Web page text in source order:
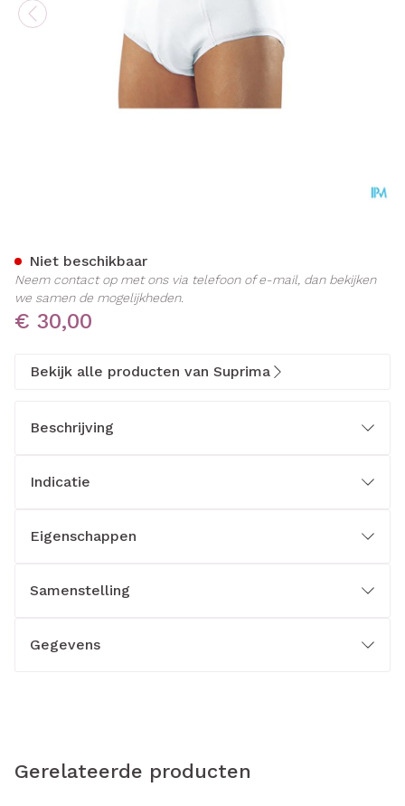
€ 30,00
Niet beschikbaar
Neem contact op met ons via telefoon of e-mail, dan bekijken
we samen de mogelijkheden.
Bekijk alle producten van Suprima
Beschrijving
Indicatie
Eigenschappen
Samenstelling
Gegevens
Gerelateerde producten